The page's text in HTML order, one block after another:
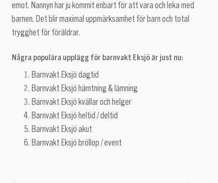
emot. Nannyn har ju kommit enbart för att vara och leka med
barnen. Det blir maximal uppmärksamhet för barn och total
trygghet för föräldrar.
Några populära upplägg för barnvakt Eksjö är just nu:
Barnvakt Eksjö dagtid
Barnvakt Eksjö hämtning & lämning
Barnvakt Eksjö kvällar och helger
Barnvakt Eksjö heltid / deltid
Barnvakt Eksjö akut
Barnvakt Eksjö bröllop / event